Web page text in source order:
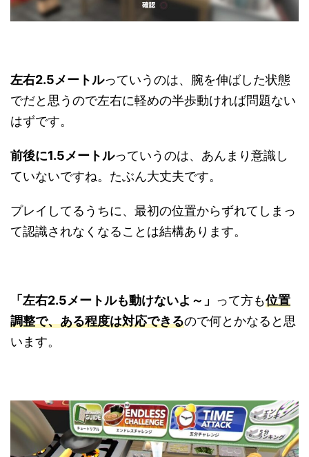
左右2.5メートルっていうのは、腕を伸ばした状態
でだと思うので左右に軽めの半歩動ければ問題ない
はずです。
前後に1.5メートルっていうのは、あんまり意識し
ていないですね。たぶん大丈夫です。
プレイしてるうちに、最初の位置からずれてしまっ
て認識されなくなることは結構あります。
「左右2.5メートルも動けないよ～」 って方も位置
調整で、ある程度は対応できるので何とかなると思
います。